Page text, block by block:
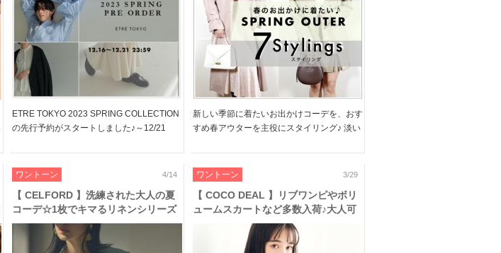
ETRE TOKYO 2023 SPRING COLLECTION
の先行予約がスタートしました♪～12/21
叶うアイテムがラインナップ セットアップ
で着たい、リネンブラウ […]
新しい季節に着たいお出かけコーデを、おす
すめ春アウターを主役にスタイリング♪ 淡い
としたマニッシュな着こなしまで 人気ブラ
ンドのこの春おすすめアイテムをラインナッ
プ◎ ぜひご覧くだ […]
ワントーン 4/14
【 CELFORD 】洗練された大人の夏
コーデ☆1枚でキマるリネンシリーズ
やジャガード織のセットアップが追加
予約解禁!!
ワントーン 3/29
【 COCO DEAL 】リブワンピやボリ
ュームスカートなど多数入荷♪大人可
愛いペールトーンな春LOOKもご紹